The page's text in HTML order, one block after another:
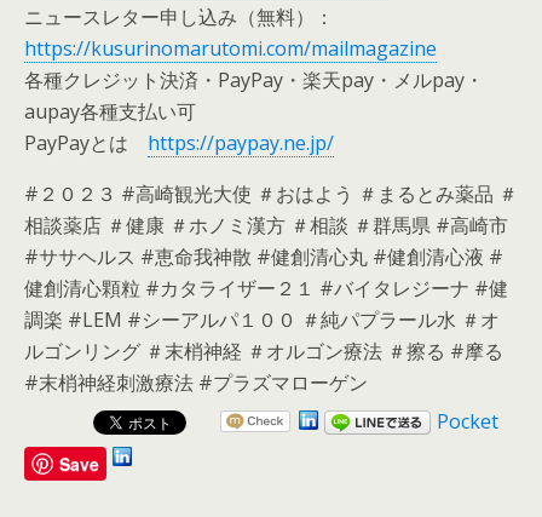
ニュースレター申し込み（無料）：
https://kusurinomarutomi.com/mailmagazine
各種クレジット決済・PayPay・楽天pay・メルpay・
aupay各種支払い可
PayPayとは https://paypay.ne.jp/
#２０２３ #高崎観光大使 ＃おはよう ＃まるとみ薬品 ＃
相談薬店 ＃健康 ＃ホノミ漢方 ＃相談 ＃群馬県 #高崎市
#ササヘルス #恵命我神散 #健創清心丸 #健創清心液 #
健創清心顆粒 #カタライザー２１ #バイタレジーナ #健
調楽 #LEM #シーアルパ１００ ＃純パプラール水 ＃オ
ルゴンリング ＃末梢神経 ＃オルゴン療法 ＃擦る #摩る
#末梢神経刺激療法 #プラズマローゲン
Pocket
Save